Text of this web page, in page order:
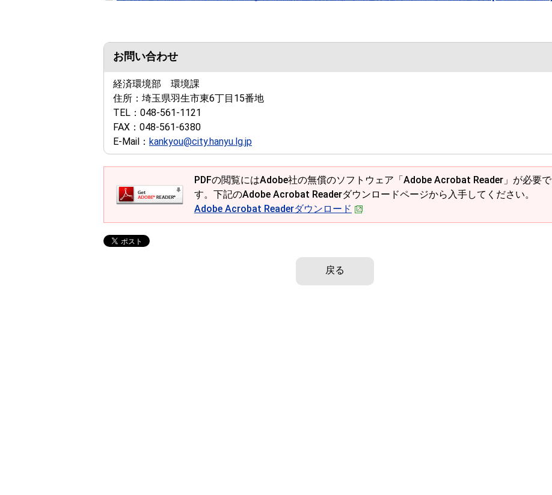
お問い合わせ
経済環境部 環境課
住所： 埼玉県羽生市東6丁目15番地
TEL： 048-561-1121
FAX： 048-561-6380
E-Mail： kankyou@city.hanyu.lg.jp
PDFの閲覧にはAdobe社の無償のソフトウェア「Adobe Acrobat Reader」が必要で
す。下記のAdobe Acrobat Readerダウンロードページから入手してください。
Adobe Acrobat Readerダウンロード
戻る